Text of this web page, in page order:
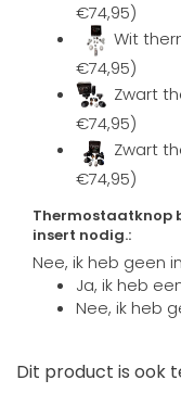
€74,95)
Wit
€74,95)
Zwart
€74,95)
Zwart
€74,95)
Thermostaatknop
insert nodig.:
Nee, ik heb geen
Ja, ik heb
Nee, ik heb
Dit product is ook